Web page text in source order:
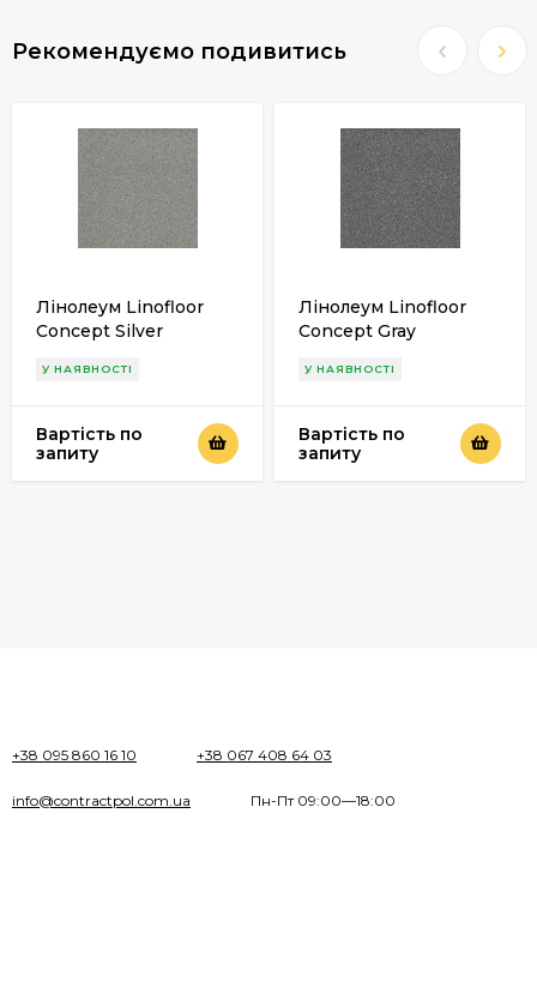
Рекомендуємо подивитись
Лінолеум Linofloor
Concept Silver
У НАЯВНОСТІ
Вартість по
запиту
Лінолеум Linofloor
Concept Gray
У НАЯВНОСТІ
Вартість по
запиту
+38 095 860 16 10 +38 067 408 64 03
info@contractpol.com.ua Пн-Пт 09:00—18:00